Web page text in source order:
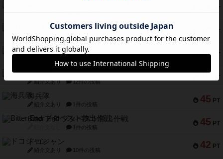
PT
紹介文なし 2件の投稿
PT
ガルフストライク
紹介文あり 1件の投稿
45 PT
エコーズ・オブ・タイム
45 PT
スカルキング
紹介文あり 12件の投稿
45 PT
海兵隊
紹介文あり 1件の投稿
45 PT
Bitter End ブタペスト救出作戦
1件の投稿
42 PT
ドコジャン
紹介文あり 10件の投稿